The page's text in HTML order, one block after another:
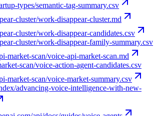
types/semantic-tag-summary.csv
cluster/work-disappear-cluster.md
cluster/work-disappear-candidates.csv
cluster/work-disappear-family-summary.csv
market-scan/voice-api-market-scan.md
scan/voice-action-agent-candidates.csv
market-scan/voice-market-summary.csv
advancing-voice-intelligence-with-new-